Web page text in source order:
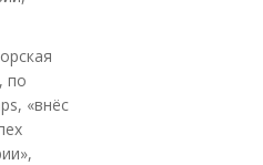
по
«внёс